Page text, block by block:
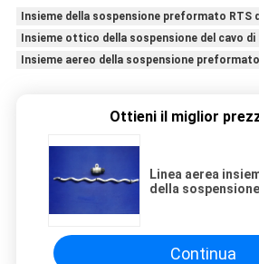
Insieme della sospensione preformato RTS
Insieme ottico della sospensione del cavo di
Insieme aereo della sospensione
Ottieni il miglior
Linea aerea
della
Continua